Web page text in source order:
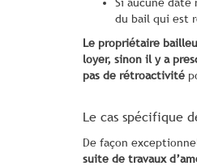
du bail qui est
Le propriétaire
loyer, sinon il y a
pas de rétroactivité
Le cas spécifique
De façon
suite de travaux